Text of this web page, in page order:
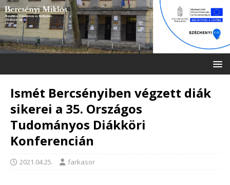
Ismét Bercsényiben végzett diák
sikerei a 35. Országos
Tudományos Diákköri
Konferencián
2021.04.25. farkasor